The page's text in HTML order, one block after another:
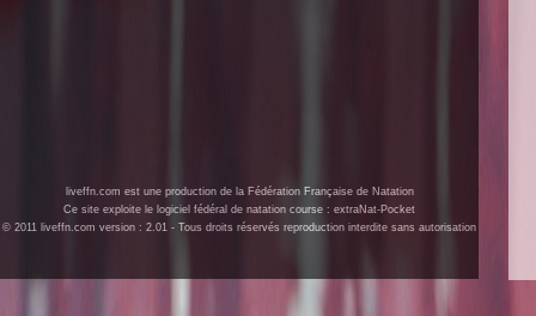
liveffn.com est une production de la Fédération Française de Natation
Ce site exploite le logiciel fédéral de natation course : extraNat-Pocket
© 2011 liveffn.com version : 2.01 - Tous droits réservés reproduction interdite sans autorisation